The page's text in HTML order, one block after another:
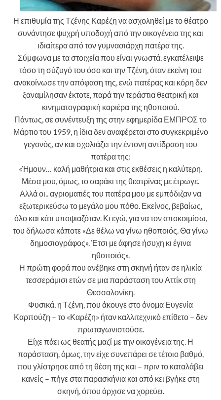
Η επιθυμία της Τζένης Καρέζη να ασχοληθεί με το θέατρο
συνάντησε ψυχρή υποδοχή από την οικογένεια της και
ιδιαίτερα από τον γυμνασιάρχη πατέρα της.
Σύμφωνα με τα στοιχεία που είναι γνωστά, εγκατέλειψε
τόσο τη σύζυγό του όσο και την Τζένη, όταν εκείνη του
ανακοίνωσε την απόφαση της, ενώ πατέρας και κόρη δεν
ξαναμίλησαν έκτοτε, παρά την τεράστια θεατρική και
κινηματογραφική καριέρα της ηθοποιού.
Πάντως, σε συνέντευξη της στην εφημερίδα ΕΜΠΡΟΣ το
Μάρτιο του 1959, η ίδια δεν αναφέρεται στο συγκεκριμένο
γεγονός, αν και σχολιάζει την έντονη αντίδραση του
πατέρα της:
«Ήμουν… καλή μαθήτρια και στις εκθέσεις η καλύτερη.
Μέσα μου, όμως, το σαράκι της θεατρίνας με έτρωγε.
Αλλά οι.. αγριοματιές του πατέρα μου με εμπόδιζαν να
εξωτερικεύσω το μεγάλο μου πόθο. Εκείνος, βεβαίως,
όλο και κάτι υποψιαζόταν. Κι εγώ, για να τον αποκοιμίσω,
του δήλωσα κάποτε «Δε θέλω να γίνω ηθοποιός. Θα γίνω
δημοσιογράφος». Έτσι με άφησε ήσυχη κι έγινα
ηθοποιός».
Η πρώτη φορά που ανέβηκε στη σκηνή ήταν σε ηλικία
τεσσεράμισι ετών σε μια παράσταση του Αττίκ στη
Θεσσαλονίκη.
Φυσικά, η Τζένη, που άκουγε στο όνομα Ευγενία
Καρπούζη – το «Καρέζη» ήταν καλλιτεχνικό επίθετο – δεν
πρωταγωνιστούσε.
Είχε πάει ως θεατής μαζί με την οικογένεια της. Η
παράσταση, όμως, την είχε συνεπάρει σε τέτοιο βαθμό,
που γλίστρησε από τη θέση της και – πριν το καταλάβει
κανείς – πήγε στα παρασκήνια και από κει βγήκε στη
σκηνή, όπου άρχισε να χορεύει.